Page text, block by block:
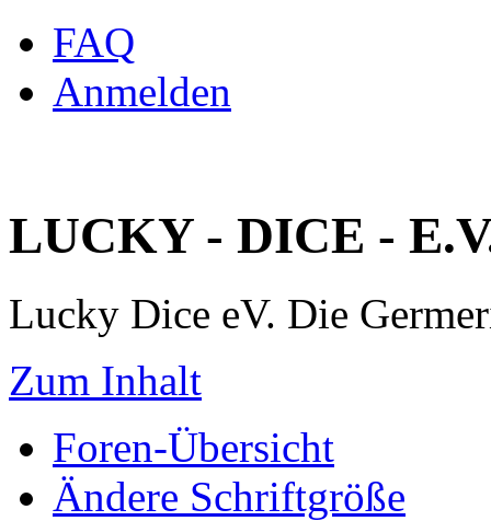
FAQ
Anmelden
LUCKY - DICE -
Lucky Dice eV. Die
Zum Inhalt
Foren-Übersicht
Ändere Schriftgröße